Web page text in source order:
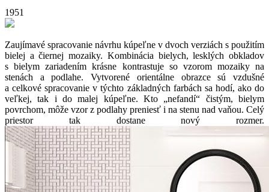
1951
Zaujímavé spracovanie návrhu kúpeľne v dvoch verziách s použitím
bielej a čiernej mozaiky. Kombinácia bielych, lesklých obkladov
s bielym zariadením krásne kontrastuje so vzorom mozaiky na
stenách a podlahe. Vytvorené orientálne obrazce sú vzdušné
a celkové spracovanie v týchto základných farbách sa hodí, ako do
veľkej, tak i do malej kúpeľne. Kto „nefandí“ čistým, bielym
povrchom, môže vzor z podlahy preniesť i na stenu nad vaňou. Celý
priestor tak dostane nový rozmer.